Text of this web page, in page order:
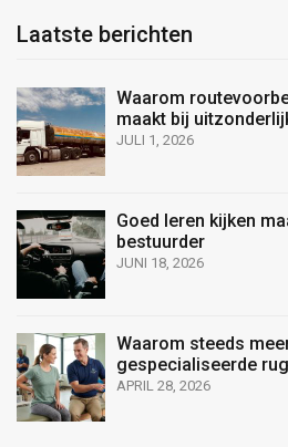
Laatste berichten
Waarom
maakt bij
JULI 1, 2026
Goed leren kijken
bestuurder
JUNI 18, 2026
Waarom steeds
gespecialiseerde
APRIL 28, 2026